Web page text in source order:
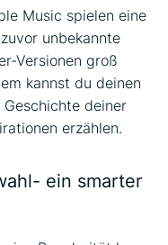
Music spielen eine
unbekannte
Versionen groß
kannst du deinen
deiner
erzählen.
ein smarter